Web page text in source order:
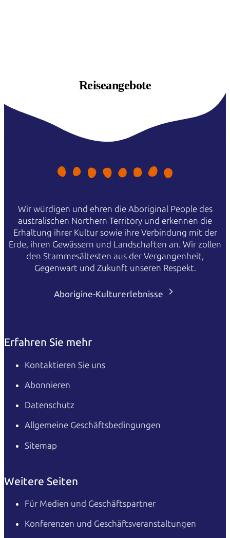
Reiseangebote
Wir würdigen und ehren die Aboriginal People des
australischen Northern Territory und erkennen die
Erhaltung ihrer Kultur sowie ihre Verbindung mit der
Erde, ihren Gewässern und Landschaften an. Wir zollen
den Stammesältesten aus der Vergangenheit,
Gegenwart und Zukunft unseren Respekt.
Aborigine-Kulturerlebnisse
Erfahren Sie mehr
Kontaktieren Sie uns
Abonnieren
Datenschutz
Allgemeine Geschäftsbedingungen
Sitemap
Weitere Seiten
Für Medien und Geschäftspartner
Konferenzen und Geschäftsveranstaltungen